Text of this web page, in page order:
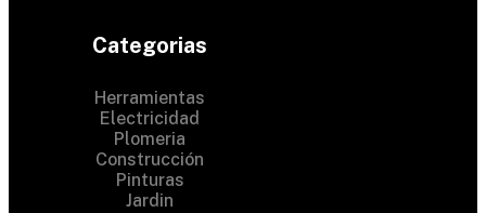
Categorias
Herramientas
Electricidad
Plomeria
Construcción
Pinturas
Jardin